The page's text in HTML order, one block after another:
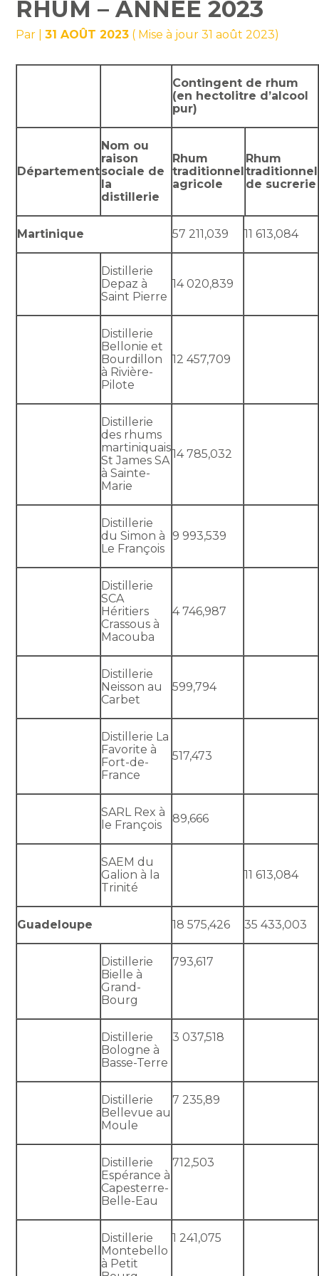
RHUM – ANNÉE 2023
Par |31 AOÛT 2023 ( Mise à jour 31 août 2023)
Contingent de rhum
(en hectolitre d’alcool
pur)
Département
Nom ou
raison
sociale de
la
distillerie
Rhum
traditionnel
agricole
Rhum
traditionnel
de sucrerie
Martinique 57 211,039 11 613,084
Distillerie
Depaz à
Saint Pierre
14 020,839
Distillerie
Bellonie et
Bourdillon
à Rivière-
Pilote
12 457,709
Distillerie
des rhums
martiniquais
St James SA
à Sainte-
Marie
14 785,032
Distillerie
du Simon à
Le François
9 993,539
Distillerie
SCA
Héritiers
Crassous à
Macouba
4 746,987
Distillerie
Neisson au
Carbet
599,794
Distillerie La
Favorite à
Fort-de-
France
517,473
SARL Rex à
le François
89,666
SAEM du
Galion à la
Trinité
11 613,084
Guadeloupe 18 575,426 35 433,003
Distillerie
Bielle à
Grand-
Bourg
793,617
Distillerie
Bologne à
Basse-Terre
3 037,518
Distillerie
Bellevue au
Moule
7 235,89
Distillerie
Espérance à
Capesterre-
Belle-Eau
712,503
Distillerie
Montebello
à Petit
1 241,075